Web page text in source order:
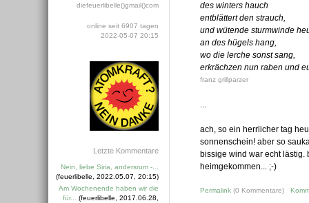
des winters hauch
entblättert den strauch,
und wütende sturmwinde
an des hügels hang,
wo die lerche sonst sang,
erkrächzen nun raben und
franz grillparzer
...
ach, so ein herrlicher tag
sonnenschein! aber so
bissige wind war echt lästig.
heimgekommen... ;-)
Permalink (0 Kommentare)
diefeuerlibelle()gmail()com
online seit 6907 tagen
2022-05-07 20:15
Letzte Kommentare
Nein, liebe Siria, andersrum -...
(feuerlibelle, 2022.05.07, 20:15)
Am Wochenende haben wir die
für...
(feuerlibelle, 2017.06.28,